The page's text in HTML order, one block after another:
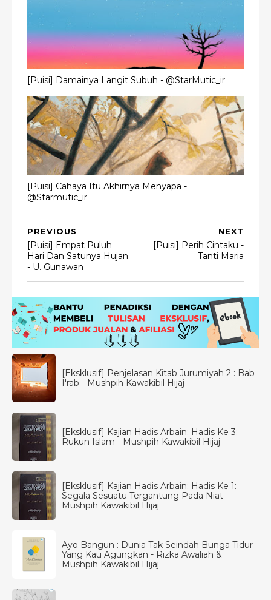
[Puisi] Damainya Langit Subuh - @StarMutic_ir
[Puisi] Cahaya Itu Akhirnya Menyapa -
@Starmutic_ir
NEXT
[Puisi] Perih Cintaku -
Tanti Maria
PREVIOUS
[Puisi] Empat Puluh
Hari Dan Satunya Hujan
- U. Gunawan
[Eksklusif] Penjelasan Kitab Jurumiyah 2 : Bab
I'rab - Mushpih Kawakibil Hijaj
[Eksklusif] Kajian Hadis Arbain: Hadis Ke 3:
Rukun Islam - Mushpih Kawakibil Hijaj
[Eksklusif] Kajian Hadis Arbain: Hadis Ke 1:
Segala Sesuatu Tergantung Pada Niat -
Mushpih Kawakibil Hijaj
Ayo Bangun : Dunia Tak Seindah Bunga Tidur
Yang Kau Agungkan - Rizka Awaliah &
Mushpih Kawakibil Hijaj